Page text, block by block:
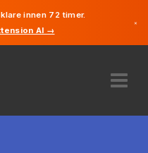
innen 72 timer.
AI →
×